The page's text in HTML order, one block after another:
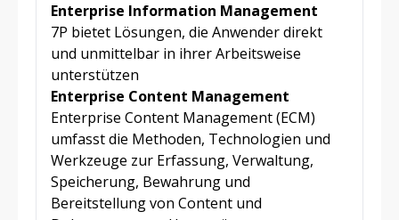
Enterprise Information Management
7P bietet Lösungen, die Anwender direkt
und unmittelbar in ihrer Arbeitsweise
unterstützen
Enterprise Content Management
Enterprise Content Management (ECM)
umfasst die Methoden, Technologien und
Werkzeuge zur Erfassung, Verwaltung,
Speicherung, Bewahrung und
Bereitstellung von Content und